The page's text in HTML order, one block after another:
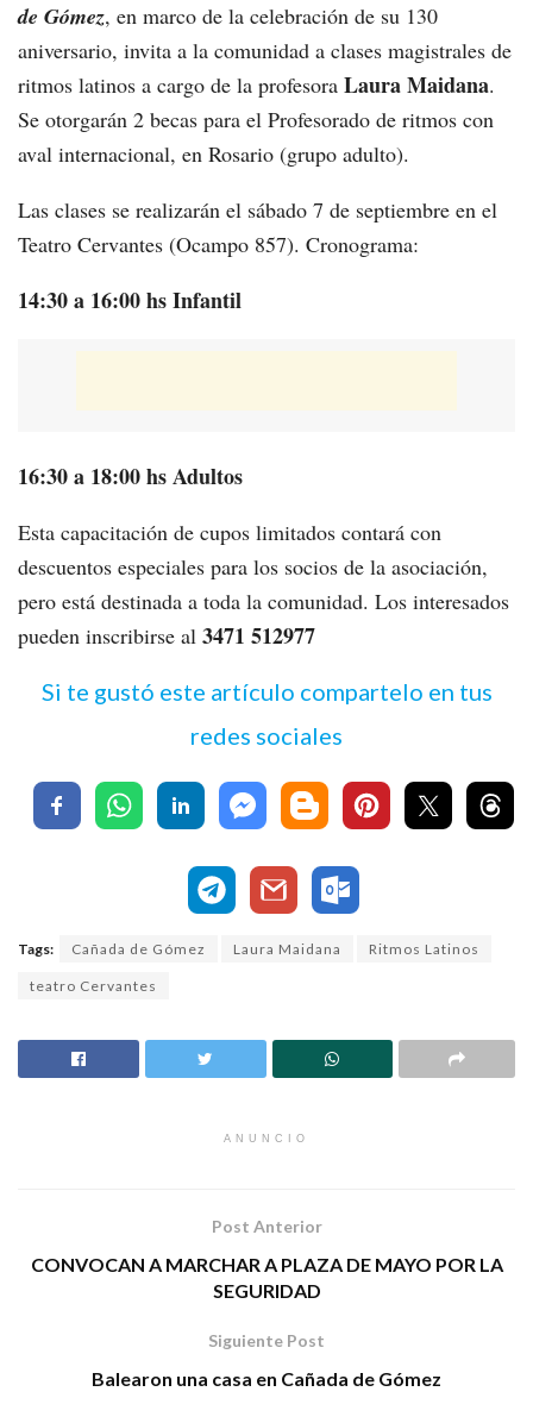
de Gómez, en marco de la celebración de su 130
aniversario, invita a la comunidad a clases magistrales de
ritmos latinos a cargo de la profesora Laura Maidana.
Se otorgarán 2 becas para el Profesorado de ritmos con
aval internacional, en Rosario (grupo adulto).
Las clases se realizarán el sábado 7 de septiembre en el
Teatro Cervantes (Ocampo 857). Cronograma:
14:30 a 16:00 hs Infantil
16:30 a 18:00 hs Adultos
Esta capacitación de cupos limitados contará con
descuentos especiales para los socios de la asociación,
pero está destinada a toda la comunidad. Los interesados
pueden inscribirse al 3471 512977
Si te gustó este artículo compartelo en tus
redes sociales
Tags: Cañada de Gómez Laura Maidana Ritmos Latinos
teatro Cervantes
ANUNCIO
Post Anterior
CONVOCAN A MARCHAR A PLAZA DE MAYO POR LA
SEGURIDAD
Siguiente Post
Balearon una casa en Cañada de Gómez